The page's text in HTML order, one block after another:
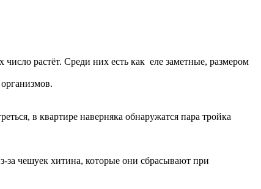
растёт. Среди них есть как еле заметные, размером
в квартире наверняка обнаружатся пара тройка
за чешуек хитина, которые они сбрасывают при